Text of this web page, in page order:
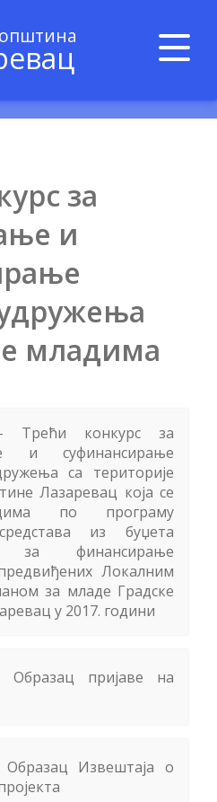
за
и
младима
- Трећи конкурс за
и суфинансирање
са територије
Лазаревац која се
по програму
из буџета
за финансирање
Локалним
за младе Градске
у 2017. години
Образац пријаве на
Извештаја о